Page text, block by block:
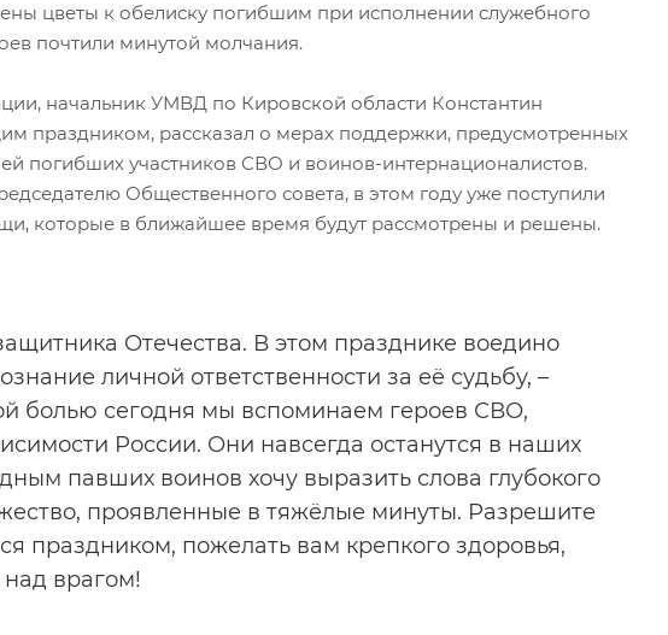
цветы к обелиску погибшим при исполнении служебного
почтили минутой молчания.
начальник УМВД по Кировской области Константин
праздником, рассказал о мерах поддержки, предусмотренных
погибших участников СВО и воинов-интернационалистов.
Общественного совета, в этом году уже поступили
которые в ближайшее время будут рассмотрены и решены.
Отечества. В этом празднике воедино
личной ответственности за её судьбу, –
болью сегодня мы вспоминаем героев СВО,
России. Они навсегда останутся в наших
павших воинов хочу выразить слова глубокого
проявленные в тяжёлые минуты. Разрешите
праздником, пожелать вам крепкого здоровья,
врагом!